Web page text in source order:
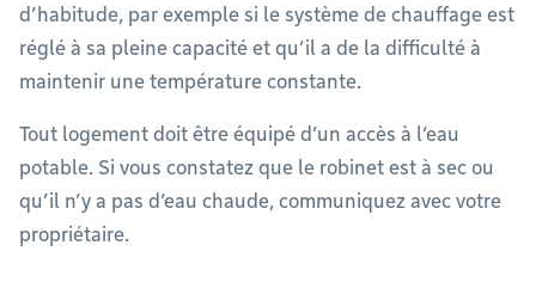
d’habitude, par exemple si le système de chauffage est
réglé à sa pleine capacité et qu’il a de la difficulté à
maintenir une température constante.
Tout logement doit être équipé d’un accès à l’eau
potable. Si vous constatez que le robinet est à sec ou
qu’il n’y a pas d’eau chaude, communiquez avec votre
propriétaire.